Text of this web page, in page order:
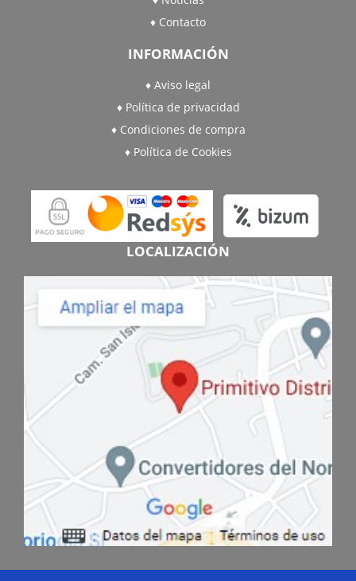
Contacto
INFORMACIÓN
Aviso legal
Política de privacidad
Condiciones de compra
Política de Cookies
LOCALIZACIÓN